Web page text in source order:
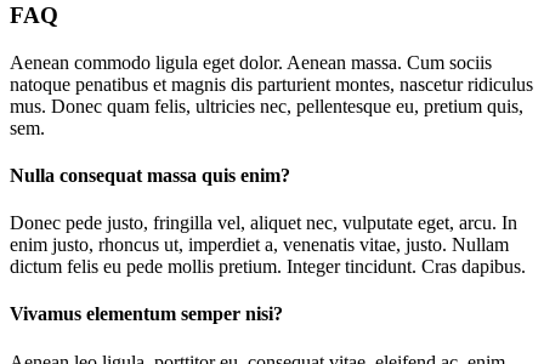
FAQ
Aenean commodo ligula eget dolor. Aenean massa. Cum sociis
natoque penatibus et magnis dis parturient montes, nascetur ridiculus
mus. Donec quam felis, ultricies nec, pellentesque eu, pretium quis,
sem.
Nulla consequat massa quis enim?
Donec pede justo, fringilla vel, aliquet nec, vulputate eget, arcu. In
enim justo, rhoncus ut, imperdiet a, venenatis vitae, justo. Nullam
dictum felis eu pede mollis pretium. Integer tincidunt. Cras dapibus.
Vivamus elementum semper nisi?